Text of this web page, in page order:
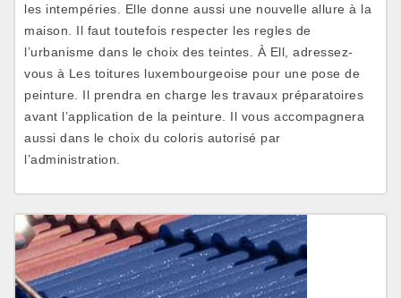
les intempéries. Elle donne aussi une nouvelle allure à la
maison. Il faut toutefois respecter les regles de
l’urbanisme dans le choix des teintes. À Ell, adressez-
vous à Les toitures luxembourgeoise pour une pose de
peinture. Il prendra en charge les travaux préparatoires
avant l’application de la peinture. Il vous accompagnera
aussi dans le choix du coloris autorisé par
l’administration.